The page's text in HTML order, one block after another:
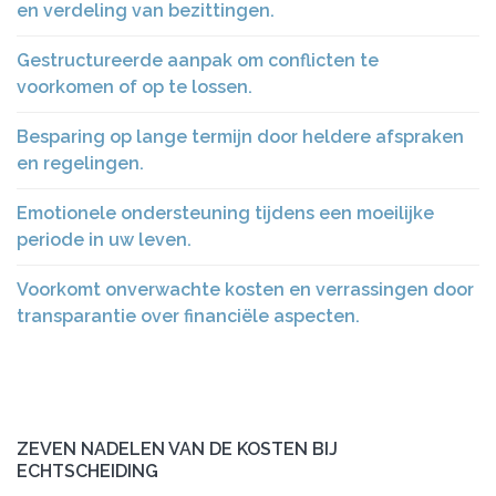
en verdeling van bezittingen.
Gestructureerde aanpak om conflicten te
voorkomen of op te lossen.
Besparing op lange termijn door heldere afspraken
en regelingen.
Emotionele ondersteuning tijdens een moeilijke
periode in uw leven.
Voorkomt onverwachte kosten en verrassingen door
transparantie over financiële aspecten.
ZEVEN NADELEN VAN DE KOSTEN BIJ
ECHTSCHEIDING